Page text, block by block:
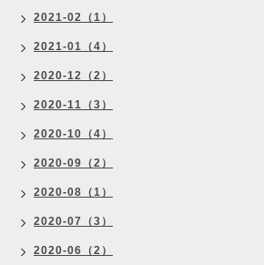
2021-02（1）
2021-01（4）
2020-12（2）
2020-11（3）
2020-10（4）
2020-09（2）
2020-08（1）
2020-07（3）
2020-06（2）